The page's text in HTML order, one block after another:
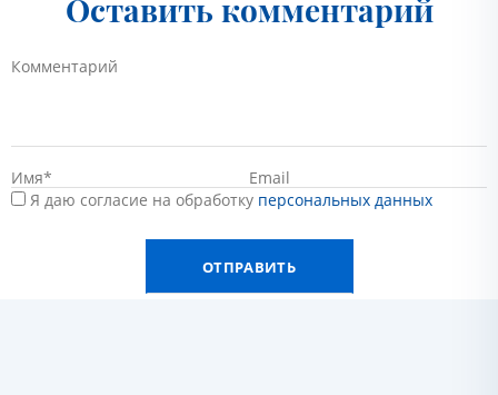
Оставить комментарий
Я даю согласие на обработку персональных данных